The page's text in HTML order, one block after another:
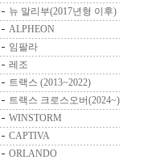
뉴 말리부(2017년형 이후)
ALPHEON
임팔라
레조
트랙스 (2013~2022)
트랙스 크로스오버(2024~)
WINSTORM
CAPTIVA
ORLANDO